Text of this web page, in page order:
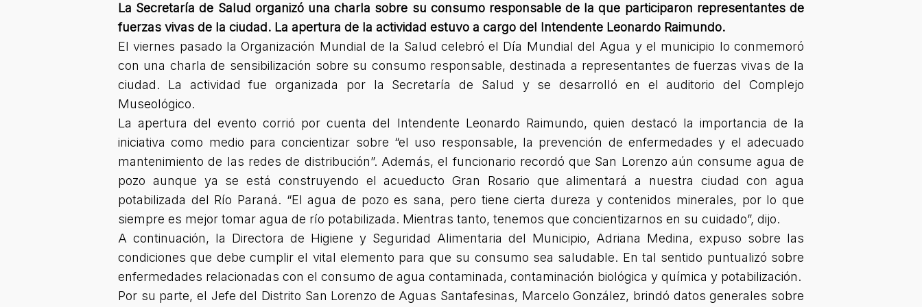
La Secretaría de Salud organizó una charla sobre su consumo responsable de la que participaron representantes de
fuerzas vivas de la ciudad. La apertura de la actividad estuvo a cargo del Intendente Leonardo Raimundo.
El viernes pasado la Organización Mundial de la Salud celebró el Día Mundial del Agua y el municipio lo conmemoró
con una charla de sensibilización sobre su consumo responsable, destinada a representantes de fuerzas vivas de la
ciudad. La actividad fue organizada por la Secretaría de Salud y se desarrolló en el auditorio del Complejo
Museológico.
La apertura del evento corrió por cuenta del Intendente Leonardo Raimundo, quien destacó la importancia de la
iniciativa como medio para concientizar sobre “el uso responsable, la prevención de enfermedades y el adecuado
mantenimiento de las redes de distribución”. Además, el funcionario recordó que San Lorenzo aún consume agua de
pozo aunque ya se está construyendo el acueducto Gran Rosario que alimentará a nuestra ciudad con agua
potabilizada del Río Paraná. “El agua de pozo es sana, pero tiene cierta dureza y contenidos minerales, por lo que
siempre es mejor tomar agua de río potabilizada. Mientras tanto, tenemos que concientizarnos en su cuidado”, dijo.
A continuación, la Directora de Higiene y Seguridad Alimentaria del Municipio, Adriana Medina, expuso sobre las
condiciones que debe cumplir el vital elemento para que su consumo sea saludable. En tal sentido puntualizó sobre
enfermedades relacionadas con el consumo de agua contaminada, contaminación biológica y química y potabilización.
Por su parte, el Jefe del Distrito San Lorenzo de Aguas Santafesinas, Marcelo González, brindó datos generales sobre